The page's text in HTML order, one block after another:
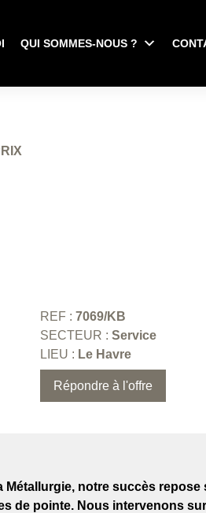
QUI SOMMES-NOUS ?
REF : 7069/KB
SECTEUR : Service
LIEU : Le Havre
Répondre à l'offre
Métallurgie, notre succès
de pointe. Nous intervenons